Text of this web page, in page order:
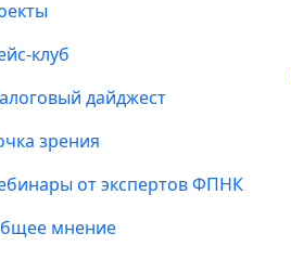
клуб
дайджест
зрения
от экспертов ФПНК
мнение